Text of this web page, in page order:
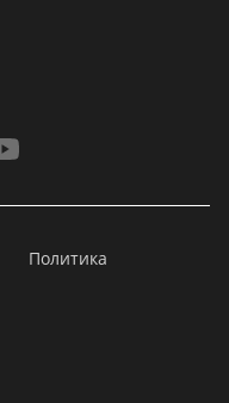
Политика